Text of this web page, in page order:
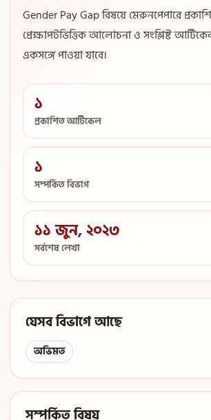
Gender Pay Gap বিষয়ে মেরুনপেপারে
প্রেক্ষাপটভিত্তিক আলোচনা ও সংশ্লিষ্ট
একসঙ্গে পাওয়া যাবে।
১
প্রকাশিত আর্টিকেল
১
সম্পর্কিত বিভাগ
১১ জুন, ২০২৩
সর্বশেষ লেখা
যেসব বিভাগে আছে
অভিমত
সম্পর্কিত বিষয়